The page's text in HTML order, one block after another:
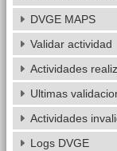
DVGE MAPS
Validar actividad
Actividades
Ultimas
Actividades
Logs DVGE